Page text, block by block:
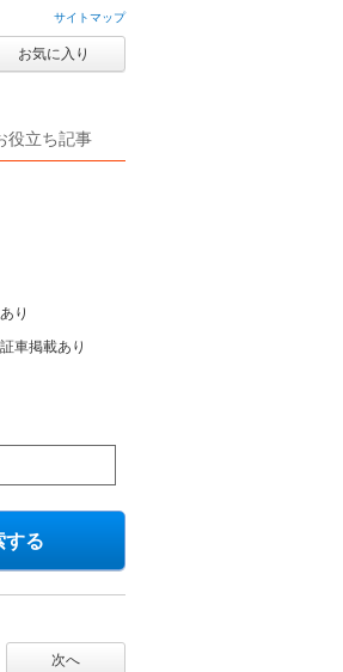
サイトマップ
お気に入り
役立ち記事
り
車掲載あり
する
次へ